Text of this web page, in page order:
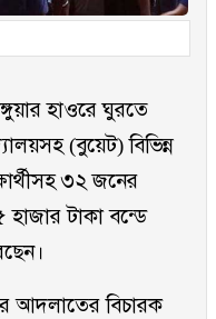
হাওরে ঘুরতে
(বুয়েট) বিভিন্ন
৩২ জনের
টাকা বন্ডে
আদলাতের বিচারক